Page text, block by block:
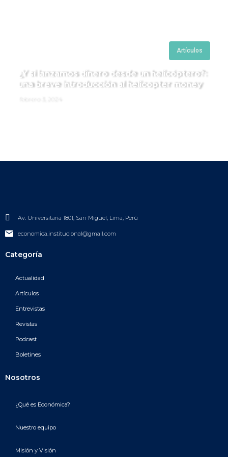
Artículos
¿Y si lanzamos dinero desde un helicóptero?:
una breve introducción al helicopter money
Av. Universitaria 1801, San Miguel, Lima, Perú
economica.institucional@gmail.com
Categoría
Actualidad
Artículos
Entrevistas
Revistas
Podcast
Boletines
Nosotros
¿Qué es Económica?
Nuestro equipo
Misión y Visión